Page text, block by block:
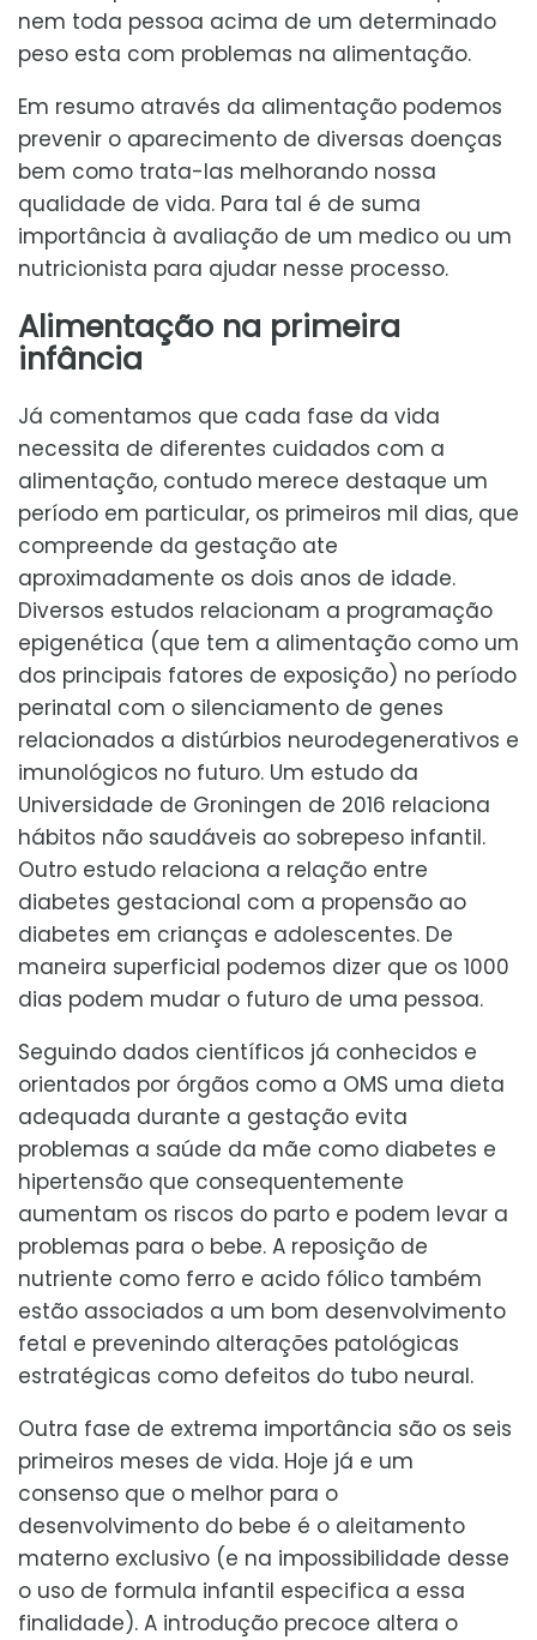
nem toda pessoa acima de um determinado
peso esta com problemas na alimentação.
Em resumo através da alimentação podemos
prevenir o aparecimento de diversas doenças
bem como trata-las melhorando nossa
qualidade de vida. Para tal é de suma
importância à avaliação de um medico ou um
nutricionista para ajudar nesse processo.
Alimentação na primeira
infância
Já comentamos que cada fase da vida
necessita de diferentes cuidados com a
alimentação, contudo merece destaque um
período em particular, os primeiros mil dias, que
compreende da gestação ate
aproximadamente os dois anos de idade.
Diversos estudos relacionam a programação
epigenética (que tem a alimentação como um
dos principais fatores de exposição) no período
perinatal com o silenciamento de genes
relacionados a distúrbios neurodegenerativos e
imunológicos no futuro. Um estudo da
Universidade de Groningen de 2016 relaciona
hábitos não saudáveis ao sobrepeso infantil.
Outro estudo relaciona a relação entre
diabetes gestacional com a propensão ao
diabetes em crianças e adolescentes. De
maneira superficial podemos dizer que os 1000
dias podem mudar o futuro de uma pessoa.
Seguindo dados científicos já conhecidos e
orientados por órgãos como a OMS uma dieta
adequada durante a gestação evita
problemas a saúde da mãe como diabetes e
hipertensão que consequentemente
aumentam os riscos do parto e podem levar a
problemas para o bebe. A reposição de
nutriente como ferro e acido fólico também
estão associados a um bom desenvolvimento
fetal e prevenindo alterações patológicas
estratégicas como defeitos do tubo neural.
Outra fase de extrema importância são os seis
primeiros meses de vida. Hoje já e um
consenso que o melhor para o
desenvolvimento do bebe é o aleitamento
materno exclusivo (e na impossibilidade desse
o uso de formula infantil especifica a essa
finalidade). A introdução precoce altera o